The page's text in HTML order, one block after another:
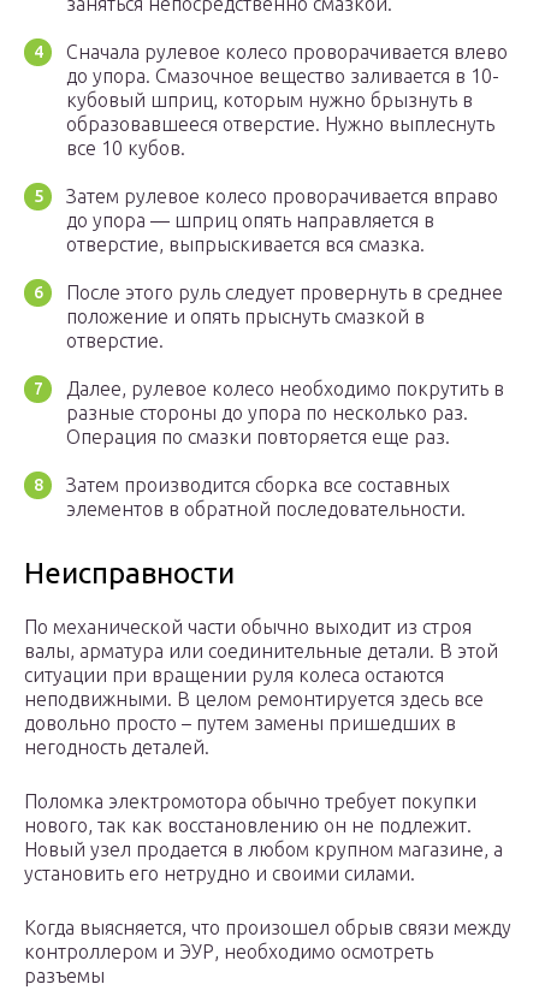
Сначала рулевое колесо проворачивается влево
до упора. Смазочное вещество заливается в 10-
кубовый шприц, которым нужно брызнуть в
образовавшееся отверстие. Нужно выплеснуть
все 10 кубов.
Затем рулевое колесо проворачивается вправо
до упора — шприц опять направляется в
отверстие, выпрыскивается вся смазка.
После этого руль следует провернуть в среднее
положение и опять прыснуть смазкой в
отверстие.
Далее, рулевое колесо необходимо покрутить в
разные стороны до упора по несколько раз.
Операция по смазки повторяется еще раз.
Затем производится сборка все составных
элементов в обратной последовательности.
Неисправности
По механической части обычно выходит из строя
валы, арматура или соединительные детали. В этой
ситуации при вращении руля колеса остаются
неподвижными. В целом ремонтируется здесь все
довольно просто – путем замены пришедших в
негодность деталей.
Поломка электромотора обычно требует покупки
нового, так как восстановлению он не подлежит.
Новый узел продается в любом крупном магазине, а
установить его нетрудно и своими силами.
Когда выясняется, что произошел обрыв связи между
контроллером и ЭУР, необходимо осмотреть
разъемы